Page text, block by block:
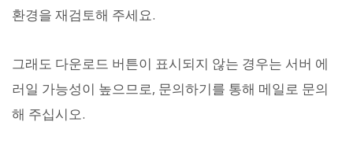
환경을 재검토해 주세요.
그래도 다운로드 버튼이 표시되지 않는 경우는 서버 에
러일 가능성이 높으므로, 문의하기를 통해 메일로 문의
해 주십시오.